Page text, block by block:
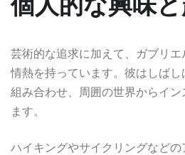
芸術的な追求に加えて、ガブリ
情熱を持っています。彼はしば
組み合わせ、周囲の世界からイ
ます。
ハイキングやサイクリングなど